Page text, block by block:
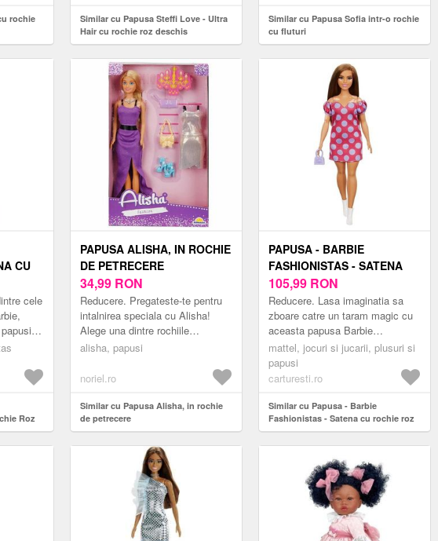
rochie
Similar cu Papusa Steffi Love - Ultra
Hair cu rochie roz deschis
Similar cu Papusa Sofia intr-o rochie
cu fluturi
CU
cele
Roz
PAPUSA ALISHA, IN ROCHIE
DE PETRECERE
34,99 RON
Reducere. Pregateste-te pentru
intalnirea speciala cu Alisha!
Alege una dintre rochiile
frumoase ale Alishei, pune-i
merge...
alisha, papusi
noriel.ro
Similar cu Papusa Alisha, in rochie
de petrecere
PAPUSA - BARBIE
FASHIONISTAS - SATENA
CU ROCHIE ROZ CU BULINE
| MATTEL
105,99 RON
Reducere. Lasa imaginatia sa
zboare catre un taram magic cu
aceasta papusa Barbie
incantatoare.Cei de la Mattel
proiecteaza, fabrica si
comercializeaza o mar...
mattel, jocuri si jucarii, plusuri si
papusi
carturesti.ro
Similar cu Papusa - Barbie
Fashionistas - Satena cu rochie roz
cu buline | Mattel